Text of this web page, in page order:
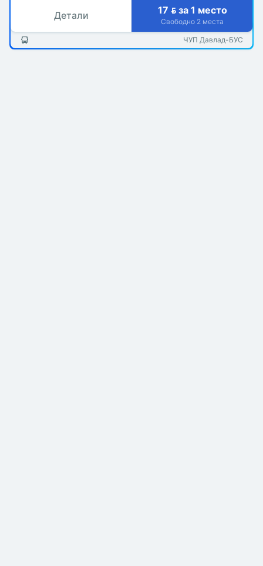
Детали 17  за 1 место
Свободно 2 места
ЧУП Давлад-БУС